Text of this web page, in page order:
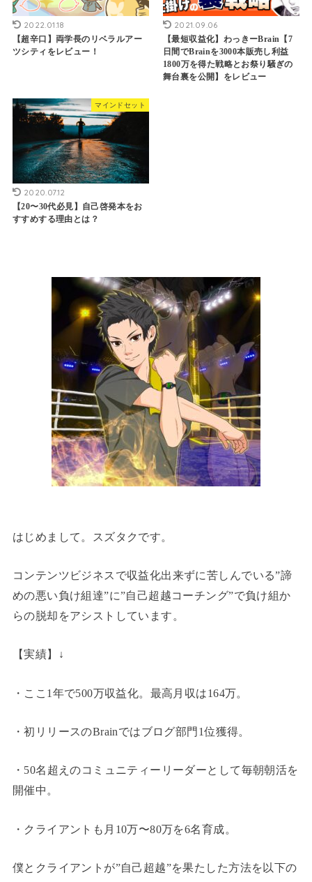
2022.01.18
【超辛口】両学長のリベラルアー
ツシティをレビュー！
2021.09.06
【最短収益化】わっきーBrain【7
日間でBrainを3000本販売し利益
1800万を得た戦略とお祭り騒ぎの
舞台裏を公開】をレビュー
マインドセット
2020.07.12
【20〜30代必見】自己啓発本をお
すすめする理由とは？
はじめまして。スズタクです。
コンテンツビジネスで収益化出来ずに苦しんでいる”諦
めの悪い負け組達”に”自己超越コーチング”で負け組か
らの脱却をアシストしています。
【実績】↓
・ここ1年で500万収益化。最高月収は164万。
・初リリースのBrainではブログ部門1位獲得。
・50名超えのコミュニティーリーダーとして毎朝朝活を
開催中。
・クライアントも月10万〜80万を6名育成。
僕とクライアントが”自己超越”を果たした方法を以下の